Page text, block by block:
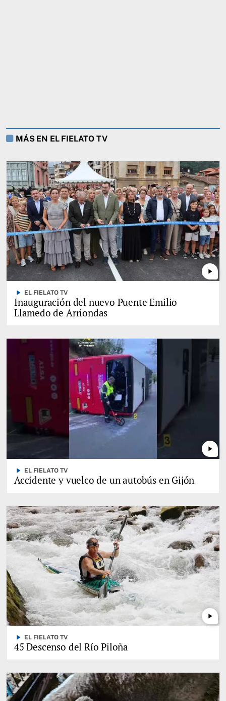
MÁS EN EL FIELATO TV
play_arrow
play_arrow EL FIELATO TV
Inauguración del nuevo Puente Emilio
Llamedo de Arriondas
play_arrow
play_arrow EL FIELATO TV
Accidente y vuelco de un autobús en Gijón
play_arrow
play_arrow EL FIELATO TV
45 Descenso del Río Piloña